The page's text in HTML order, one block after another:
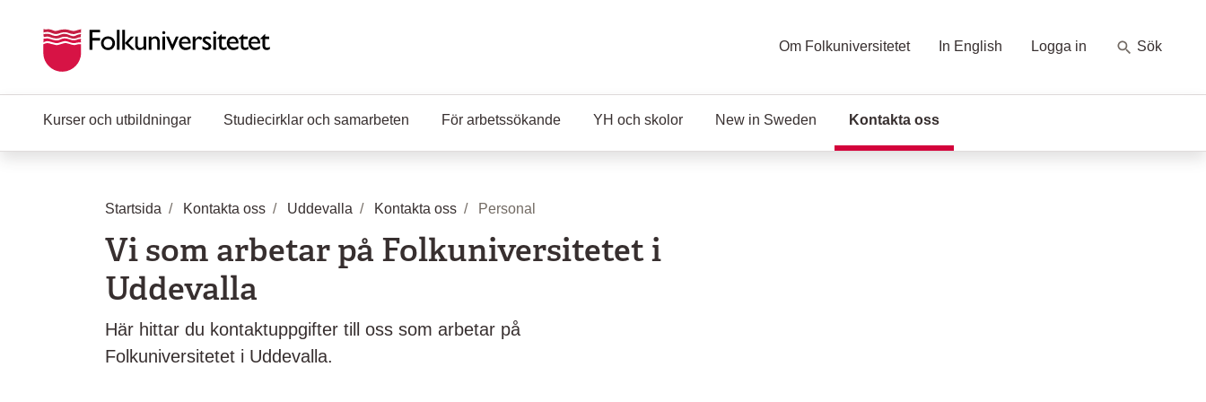
Om Folkuniversitetet In English Logga in Sök
Kurser och utbildningar Studiecirklar och samarbeten För arbetssökande YH och skolor New in Sweden Kontakta oss
Startsida Kontakta oss Uddevalla Kontakta oss Personal
Vi som arbetar på Folkuniversitetet i
Uddevalla
Här hittar du kontaktuppgifter till oss som arbetar på
Folkuniversitetet i Uddevalla.